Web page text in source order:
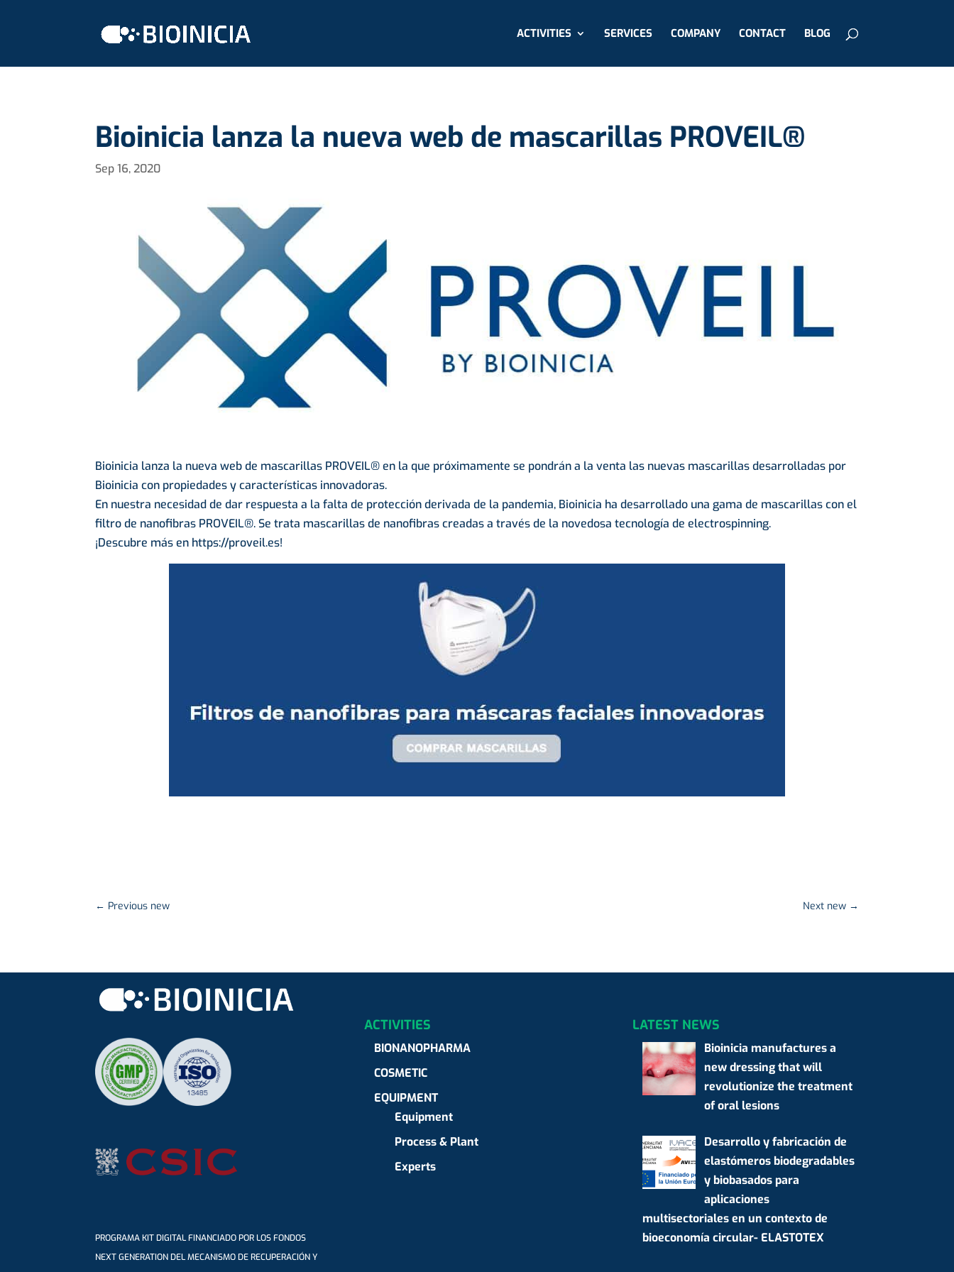
ACTIVITIES SERVICES COMPANY CONTACT BLOG
Bioinicia lanza la nueva web de mascarillas PROVEIL®
Sep 16, 2020
Bioinicia lanza la nueva web de mascarillas PROVEIL® en la que próximamente se pondrán a la venta las nuevas mascarillas desarrolladas por
Bioinicia con propiedades y características innovadoras.
En nuestra necesidad de dar respuesta a la falta de protección derivada de la pandemia, Bioinicia ha desarrollado una gama de mascarillas con el
filtro de nanofibras PROVEIL®. Se trata mascarillas de nanofibras creadas a través de la novedosa tecnología de electrospinning.
¡Descubre más en https://proveil.es!
← Previous new Next new→
PROGRAMA KIT DIGITAL FINANCIADO POR LOS FONDOS
NEXT GENERATION DEL MECANISMO DE RECUPERACIÓN Y
ACTIVITIES
BIONANOPHARMA
COSMETIC
EQUIPMENT
Equipment
Process & Plant
Experts
LATEST NEWS
Bioinicia manufactures a
new dressing that will
revolutionize the treatment
of oral lesions
Desarrollo y fabricación de
elastómeros biodegradables
y biobasados para
aplicaciones
multisectoriales en un contexto de
bioeconomía circular- ELASTOTEX